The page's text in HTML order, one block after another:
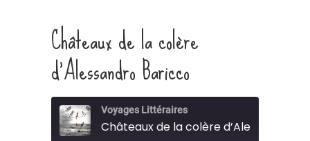
Châteaux de la colère
d’Alessandro Baricco
Voyages Littéraires
Châteaux de la colère d’Alessandro